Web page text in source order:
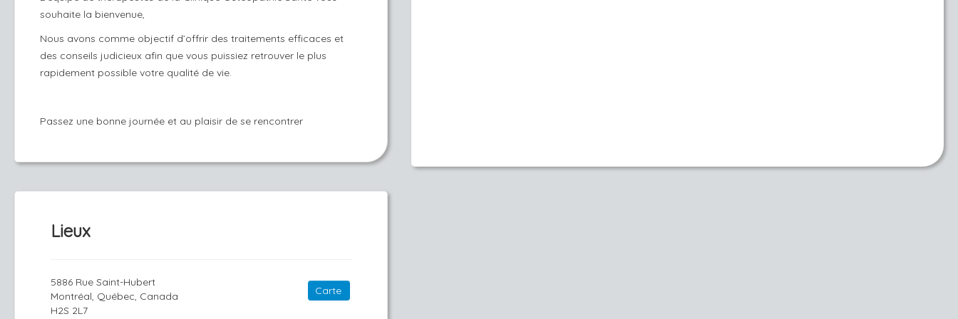
souhaite la bienvenue,
Nous avons comme objectif d’offrir des traitements efficaces et
des conseils judicieux afin que vous puissiez retrouver le plus
rapidement possible votre qualité de vie.
Passez une bonne journée et au plaisir de se rencontrer
Lieux
5886 Rue Saint-Hubert
Montréal, Québec, Canada
H2S 2L7
Carte